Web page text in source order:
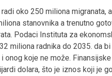
oko 250 miliona
stanovnika a trenutno
Podaci Instituta za
miliona radnika do 2035. da
onog koje ne može.
dolara, što je iznos koji je